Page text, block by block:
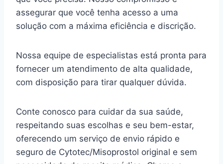
assegurar que você tenha acesso a uma
solução com a máxima eficiência e discrição.
Nossa equipe de especialistas está pronta para
fornecer um atendimento de alta qualidade,
com disposição para tirar qualquer dúvida.
Conte conosco para cuidar da sua saúde,
respeitando suas escolhas e seu bem-estar,
oferecendo um serviço de envio rápido e
seguro de Cytotec/Misoprostol original e sem